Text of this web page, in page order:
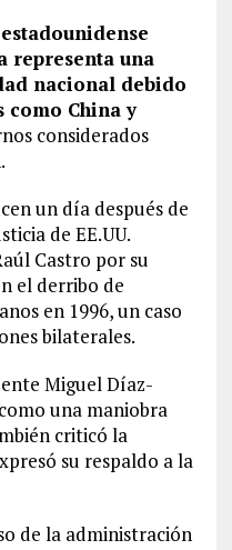
representa una
nacional debido
como China y
considerados
un día después de
de EE.UU.
Castro por su
el derribo de
en 1996, un caso
bilaterales.
Miguel Díaz-
una maniobra
criticó la
su respaldo a la
de la administración